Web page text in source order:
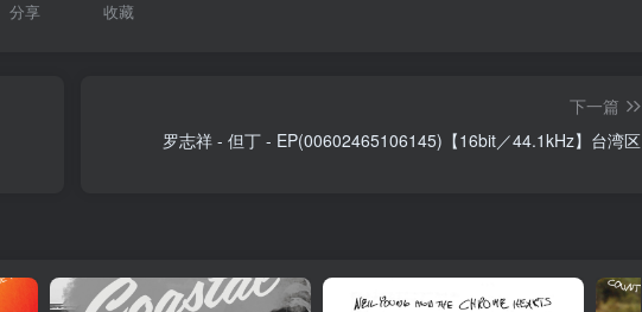
分享 收藏
下一篇
罗志祥 - 但丁 - EP(00602465106145)【16bit／44.1kHz】台湾区